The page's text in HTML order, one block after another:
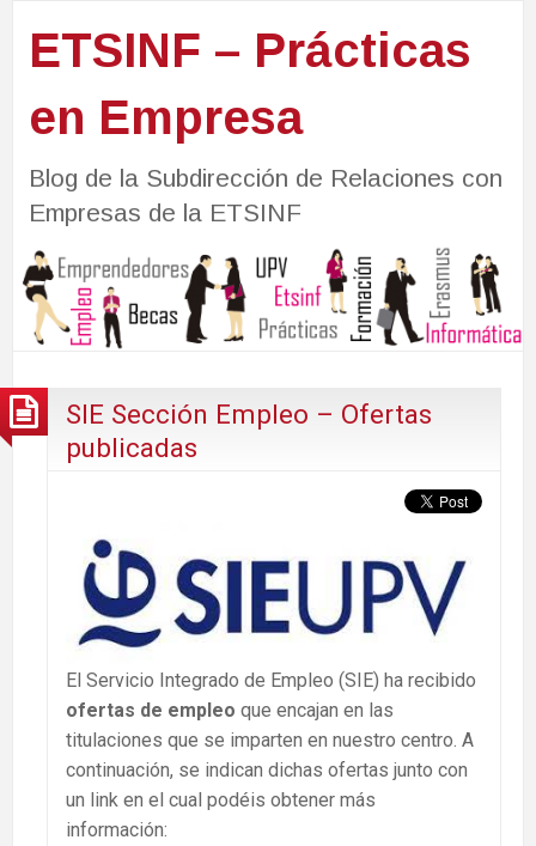
ETSINF – Prácticas
en Empresa
Blog de la Subdirección de Relaciones con
Empresas de la ETSINF
SIE Sección Empleo – Ofertas
publicadas
El Servicio Integrado de Empleo (SIE) ha recibido
ofertas de empleo que encajan en las
titulaciones que se imparten en nuestro centro. A
continuación, se indican dichas ofertas junto con
un link en el cual podéis obtener más
información: